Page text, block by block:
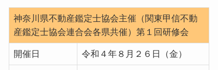
神奈川県不動産鑑定士協会主催（関東甲信不動
産鑑定士協会連合会各県共催）第１回研修会
開催日 令和４年８月２６日（金）